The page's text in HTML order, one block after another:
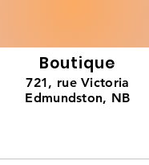
Boutique
721, rue Victoria
Edmundston, NB